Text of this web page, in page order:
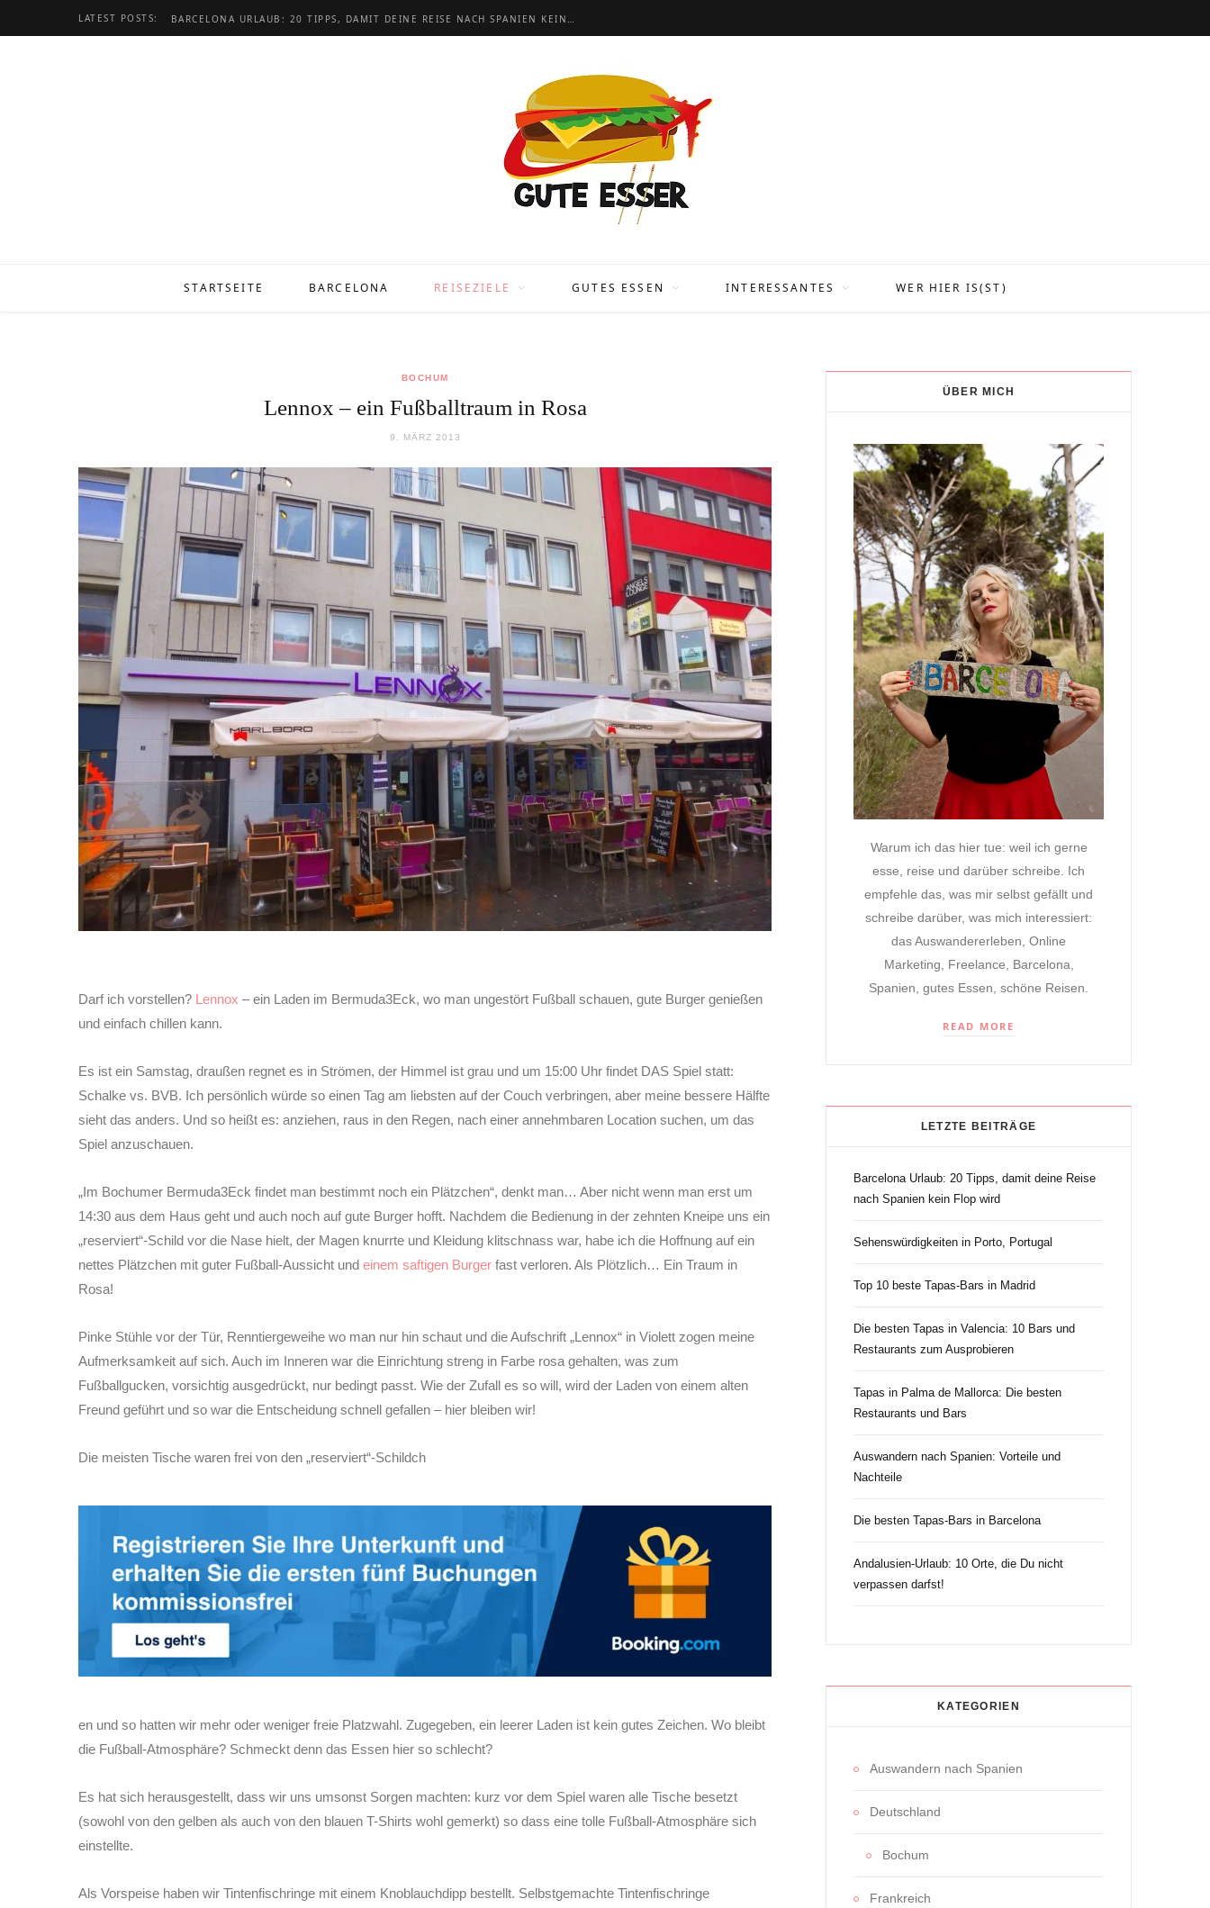
LATEST POSTS: BARCELONA URLAUB: 20 TIPPS, DAMIT DEINE REISE NACH SPANIEN KEIN FLOP WIRD
STARTSEITE BARCELONA REISEZIELE GUTES ESSEN INTERESSANTES WER HIER IS(ST)
BOCHUM
Lennox – ein Fußballtraum in Rosa
9. MÄRZ 2013
Darf ich vorstellen? Lennox – ein Laden im Bermuda3Eck, wo man ungestört Fußball schauen, gute Burger genießen
und einfach chillen kann.
Es ist ein Samstag, draußen regnet es in Strömen, der Himmel ist grau und um 15:00 Uhr findet DAS Spiel statt:
Schalke vs. BVB. Ich persönlich würde so einen Tag am liebsten auf der Couch verbringen, aber meine bessere Hälfte
sieht das anders. Und so heißt es: anziehen, raus in den Regen, nach einer annehmbaren Location suchen, um das
Spiel anzuschauen.
„Im Bochumer Bermuda3Eck findet man bestimmt noch ein Plätzchen“, denkt man… Aber nicht wenn man erst um
14:30 aus dem Haus geht und auch noch auf gute Burger hofft. Nachdem die Bedienung in der zehnten Kneipe uns ein
„reserviert“-Schild vor die Nase hielt, der Magen knurrte und Kleidung klitschnass war, habe ich die Hoffnung auf ein
nettes Plätzchen mit guter Fußball-Aussicht und einem saftigen Burger fast verloren. Als Plötzlich… Ein Traum in
Rosa!
Pinke Stühle vor der Tür, Renntiergeweihe wo man nur hin schaut und die Aufschrift „Lennox“ in Violett zogen meine
Aufmerksamkeit auf sich. Auch im Inneren war die Einrichtung streng in Farbe rosa gehalten, was zum
Fußballgucken, vorsichtig ausgedrückt, nur bedingt passt. Wie der Zufall es so will, wird der Laden von einem alten
Freund geführt und so war die Entscheidung schnell gefallen – hier bleiben wir!
Die meisten Tische waren frei von den „reserviert“-Schildch
en und so hatten wir mehr oder weniger freie Platzwahl. Zugegeben, ein leerer Laden ist kein gutes Zeichen. Wo bleibt
die Fußball-Atmosphäre? Schmeckt denn das Essen hier so schlecht?
Es hat sich herausgestellt, dass wir uns umsonst Sorgen machten: kurz vor dem Spiel waren alle Tische besetzt
(sowohl von den gelben als auch von den blauen T-Shirts wohl gemerkt) so dass eine tolle Fußball-Atmosphäre sich
einstellte.
Als Vorspeise haben wir Tintenfischringe mit einem Knoblauchdipp bestellt. Selbstgemachte Tintenfischringe
ÜBER MICH
Warum ich das hier tue: weil ich gerne
esse, reise und darüber schreibe. Ich
empfehle das, was mir selbst gefällt und
schreibe darüber, was mich interessiert:
das Auswandererleben, Online
Marketing, Freelance, Barcelona,
Spanien, gutes Essen, schöne Reisen.
READ MORE
LETZTE BEITRÄGE
Barcelona Urlaub: 20 Tipps, damit deine Reise
nach Spanien kein Flop wird
Sehenswürdigkeiten in Porto, Portugal
Top 10 beste Tapas-Bars in Madrid
Die besten Tapas in Valencia: 10 Bars und
Restaurants zum Ausprobieren
Tapas in Palma de Mallorca: Die besten
Restaurants und Bars
Auswandern nach Spanien: Vorteile und
Nachteile
Die besten Tapas-Bars in Barcelona
Andalusien-Urlaub: 10 Orte, die Du nicht
verpassen darfst!
KATEGORIEN
Auswandern nach Spanien
Deutschland
Bochum
Frankreich